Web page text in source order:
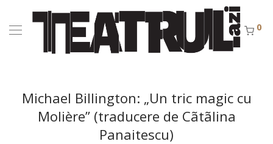
0
Michael Billington: „Un tric magic cu
Molière” (traducere de Cãtãlina
Panaitescu)